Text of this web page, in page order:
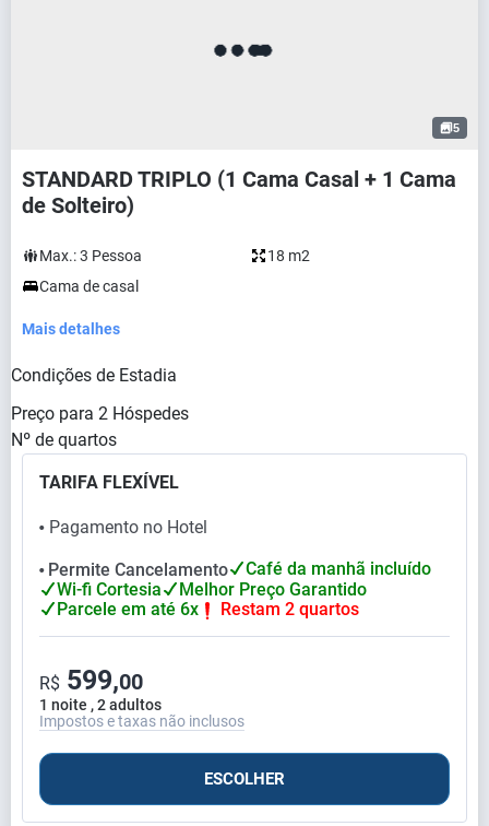
5
STANDARD TRIPLO (1 Cama Casal + 1 Cama
de Solteiro)
Max.:3 Pessoa
18 m2
Cama de casal
Mais detalhes
Condições de Estadia
Preço para 2 Hóspedes
Nº de quartos
TARIFA FLEXÍVEL
⬤ Pagamento no Hotel
⬤ Permite Cancelamento
Café da manhã incluído
Wi-fi Cortesia
Melhor Preço Garantido
Parcele em até 6x
Restam 2 quartos
1 noite , 2 adultos
R$ 599,00
Impostos e taxas não inclusos
ESCOLHER